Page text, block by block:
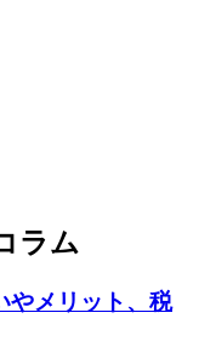
ラム
やメリット、税